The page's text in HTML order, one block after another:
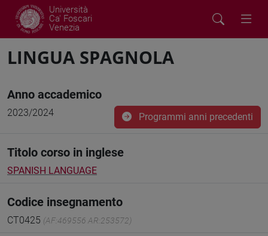
Università
Ca' Foscari
Venezia
LINGUA SPAGNOLA
Anno accademico
2023/2024 Programmi anni precedenti
Titolo corso in inglese
SPANISH LANGUAGE
Codice insegnamento
CT0425 (AF:469556 AR:253572)